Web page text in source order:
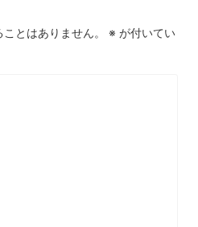
とはありません。 ※ が付いてい